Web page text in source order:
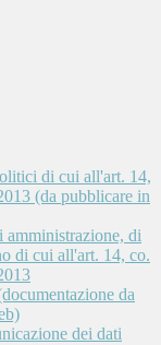
di cui all'art. 14,
(da pubblicare in
di
di cui all'art. 14, co.
da
dei dati